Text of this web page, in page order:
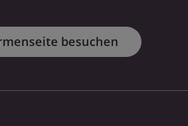
besuchen